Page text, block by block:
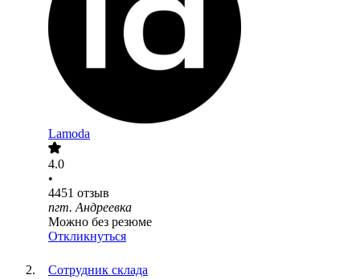
Lamoda
4.0
•
4451 отзыв
пгт. Андреевка
Можно без резюме
Откликнуться
Сотрудник склада